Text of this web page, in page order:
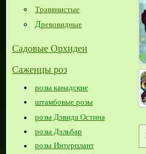
Травянистые
Древовидные
Садовые Орхидеи
Саженцы роз
розы канадские
штамбовые розы
розы Дэвида Остина
розы Дэльбар
розы Интерплант